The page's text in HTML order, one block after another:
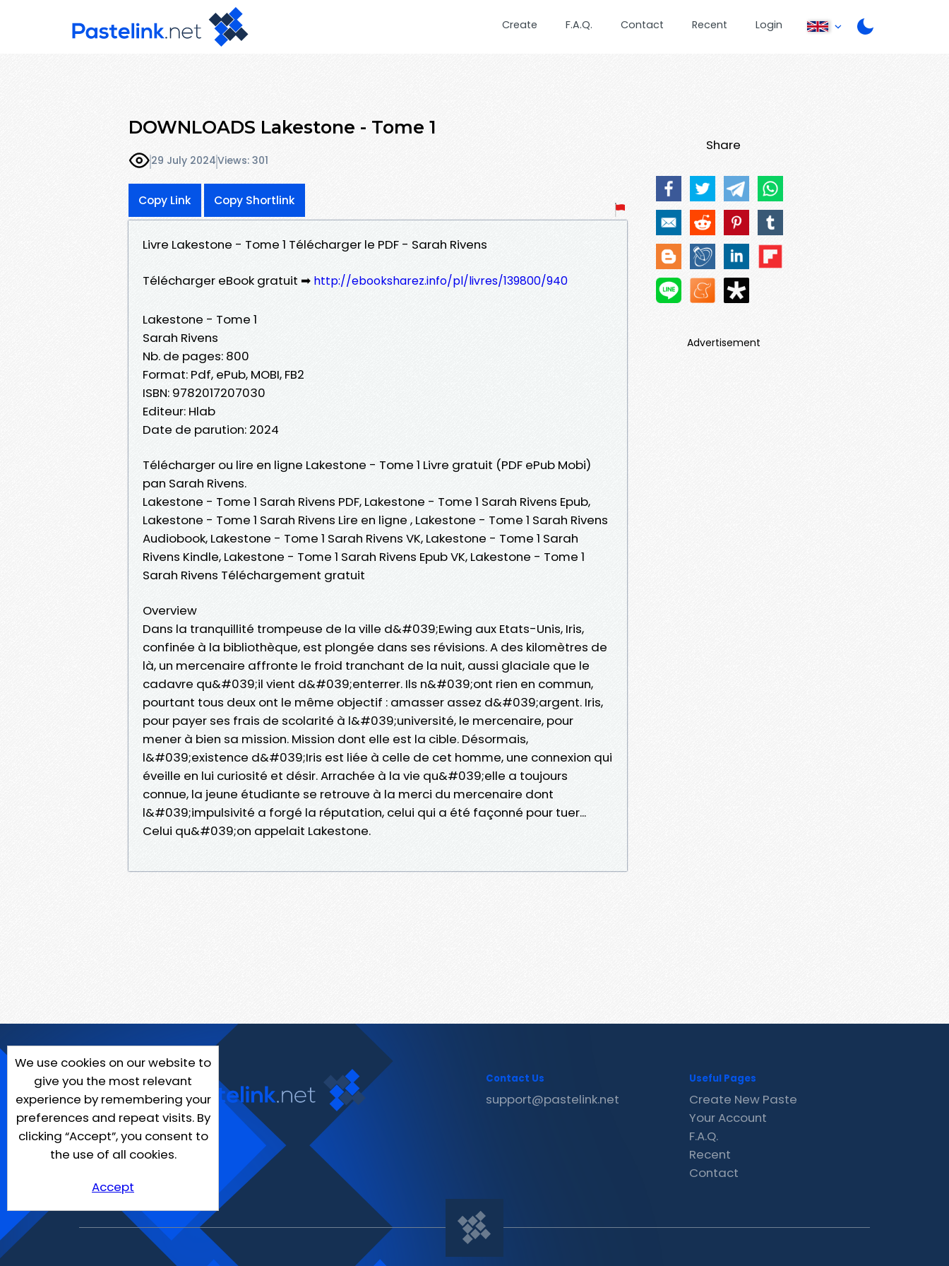
Create F.A.Q. Contact Recent Login
DOWNLOADS Lakestone - Tome 1
29 July 2024Views: 301
Copy Link Copy Shortlink
Livre Lakestone - Tome 1 Télécharger le PDF - Sarah Rivens
Télécharger eBook gratuit ➡ http://ebooksharez.info/pl/livres/139800/940
Lakestone - Tome 1
Sarah Rivens
Nb. de pages: 800
Format: Pdf, ePub, MOBI, FB2
ISBN: 9782017207030
Editeur: Hlab
Date de parution: 2024
Télécharger ou lire en ligne Lakestone - Tome 1 Livre gratuit (PDF ePub Mobi)
pan Sarah Rivens.
Lakestone - Tome 1 Sarah Rivens PDF, Lakestone - Tome 1 Sarah Rivens Epub,
Lakestone - Tome 1 Sarah Rivens Lire en ligne , Lakestone - Tome 1 Sarah Rivens
Audiobook, Lakestone - Tome 1 Sarah Rivens VK, Lakestone - Tome 1 Sarah
Rivens Kindle, Lakestone - Tome 1 Sarah Rivens Epub VK, Lakestone - Tome 1
Sarah Rivens Téléchargement gratuit
Overview
Dans la tranquillité trompeuse de la ville d&#039;Ewing aux Etats-Unis, Iris,
confinée à la bibliothèque, est plongée dans ses révisions. A des kilomètres de
là, un mercenaire affronte le froid tranchant de la nuit, aussi glaciale que le
cadavre qu&#039;il vient d&#039;enterrer. Ils n&#039;ont rien en commun,
pourtant tous deux ont le même objectif : amasser assez d&#039;argent. Iris,
pour payer ses frais de scolarité à l&#039;université, le mercenaire, pour
mener à bien sa mission. Mission dont elle est la cible. Désormais,
l&#039;existence d&#039;Iris est liée à celle de cet homme, une connexion qui
éveille en lui curiosité et désir. Arrachée à la vie qu&#039;elle a toujours
connue, la jeune étudiante se retrouve à la merci du mercenaire dont
l&#039;impulsivité a forgé la réputation, celui qui a été façonné pour tuer...
Celui qu&#039;on appelait Lakestone.
Share
Advertisement
We use cookies on our website to
give you the most relevant
experience by remembering your
preferences and repeat visits. By
clicking “Accept”, you consent to
the use of all cookies.
Accept
Contact Us
support@pastelink.net
Useful Pages
Create New Paste
Your Account
F.A.Q.
Recent
Contact